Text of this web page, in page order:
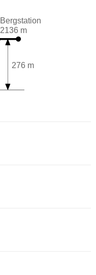
Bergstation
2136 m
276 m